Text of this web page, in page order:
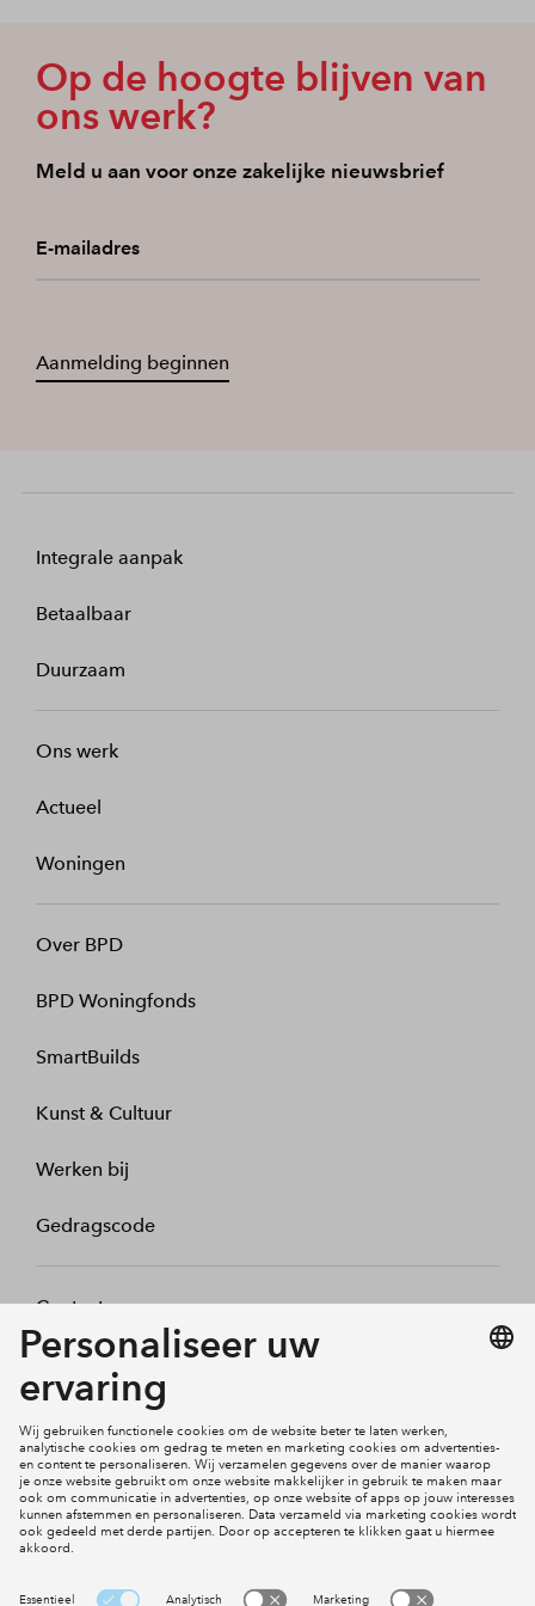
Op de hoogte blijven van
ons werk?
Meld u aan voor onze zakelijke nieuwsbrief
E-mailadres
Aanmelding beginnen
Integrale aanpak
Betaalbaar
Duurzaam
Ons werk
Actueel
Woningen
Over BPD
BPD Woningfonds
SmartBuilds
Kunst & Cultuur
Werken bij
Gedragscode
Contact
Mijn profiel
Social Media